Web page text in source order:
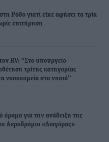
Ρόδο γιατί είχε αφήσει τα τρία
επιτήρηση
RV: “Στο υπουργείο
τρίτης κατηγορίας
νοσοκομεία στα νησιά”
όραμα για την ανάδειξη της
Αεροδρόμιο «Διαγόρας»